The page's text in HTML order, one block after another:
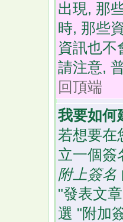
出現, 那
時, 那些
資訊也不
請注意,
回頂端
我要如何
若想要在
立一個簽
附上簽名
"發表文
選 "附加